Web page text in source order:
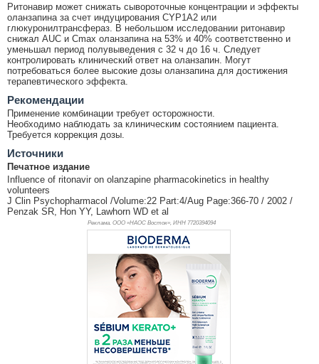
Ритонавир может снижать сывороточные концентрации и эффекты
оланзапина за счет индуцирования CYP1A2 или
глюкуронилтрансфераз. В небольшом исследовании ритонавир
снижал AUC и Cmax оланзапина на 53% и 40% соответственно и
уменьшал период полувыведения с 32 ч до 16 ч. Следует
контролировать клинический ответ на оланзапин. Могут
потребоваться более высокие дозы оланзапина для достижения
терапевтического эффекта.
Рекомендации
Применение комбинации требует осторожности.
Необходимо наблюдать за клиническим состоянием пациента.
Требуется коррекция дозы.
Источники
Печатное издание
Influence of ritonavir on olanzapine pharmacokinetics in healthy
volunteers
J Clin Psychopharmacol /Volume:22 Part:4/Aug Page:366-70 / 2002 /
Penzak SR, Hon YY, Lawhorn WD et al
Реклама. ООО «НАОС Восток», ИНН 7720394094